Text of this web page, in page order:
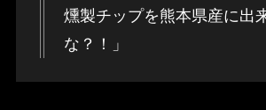
燻製チップを熊本県産に出
な？！」